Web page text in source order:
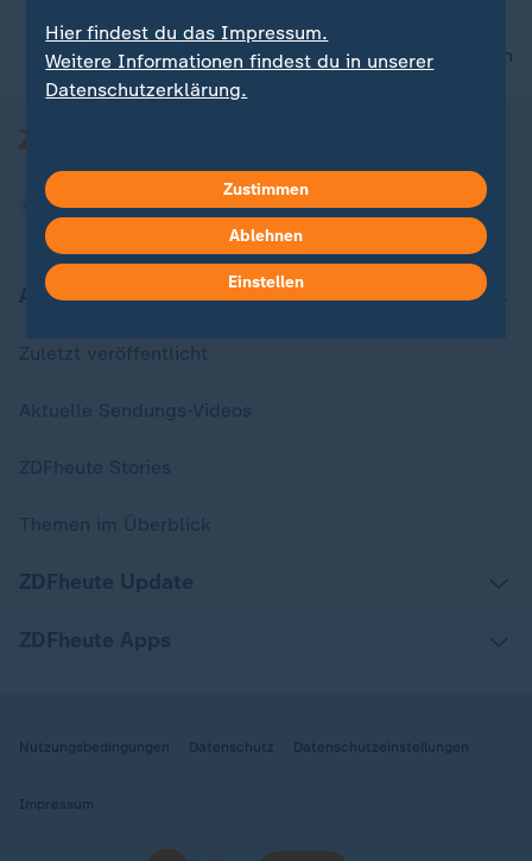
nach oben
Aktuell bei ZDFheute
Nutzungsbedingungen Datenschutz Datenschutzeinstellungen
Impressum
Hier findest du das Impressum.
Weitere Informationen findest du in unserer
Datenschutzerklärung.
Zustimmen
Ablehnen
Einstellen